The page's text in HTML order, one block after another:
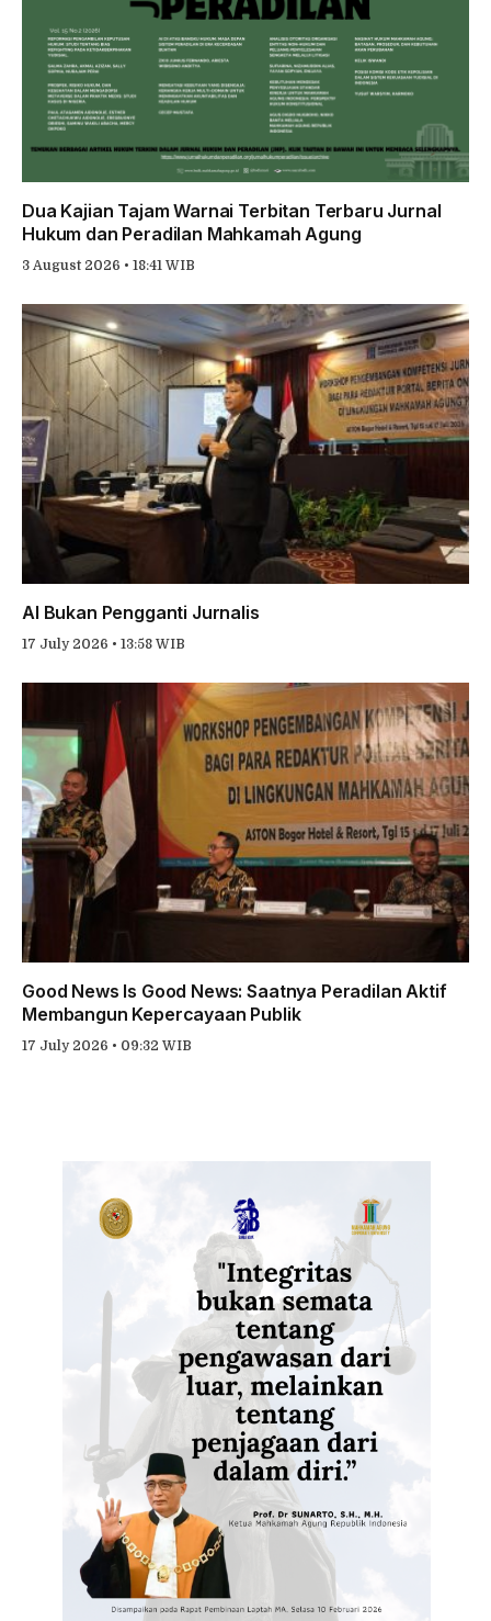
Dua Kajian Tajam Warnai Terbitan Terbaru Jurnal
Hukum dan Peradilan Mahkamah Agung
3 August 2026 • 18:41 WIB
AI Bukan Pengganti Jurnalis
17 July 2026 • 13:58 WIB
Good News Is Good News: Saatnya Peradilan Aktif
Membangun Kepercayaan Publik
17 July 2026 • 09:32 WIB